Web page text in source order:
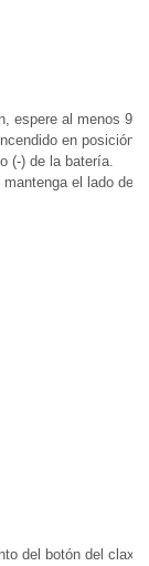
espere al menos 90
en posición
(-) de la batería.
el lado de
del botón del claxon